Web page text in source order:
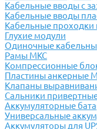
Кабельные вводы с
Кабельные вводы
Кабельные проходки
Глухие модули
Одиночные
Рамы МКС
Компрессионные
Пластины анкерные
Клапаны
Сальники
Аккумуляторные
Универсальные
Аккумуляторы для